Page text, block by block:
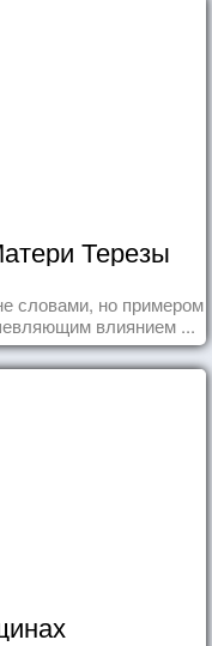
Терезы
словами, но примером
влиянием ...